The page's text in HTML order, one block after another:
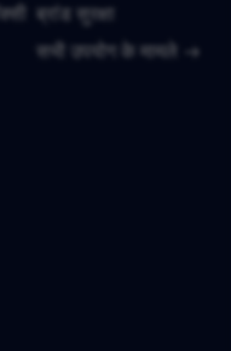
ब्रांड सुरक्षा
सभी उपयोग के मामले